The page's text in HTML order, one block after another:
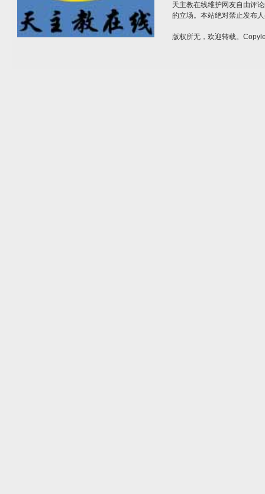
天主教在线维护网友自由评
的立场。本站绝对禁止发布
版权所无，欢迎转载。